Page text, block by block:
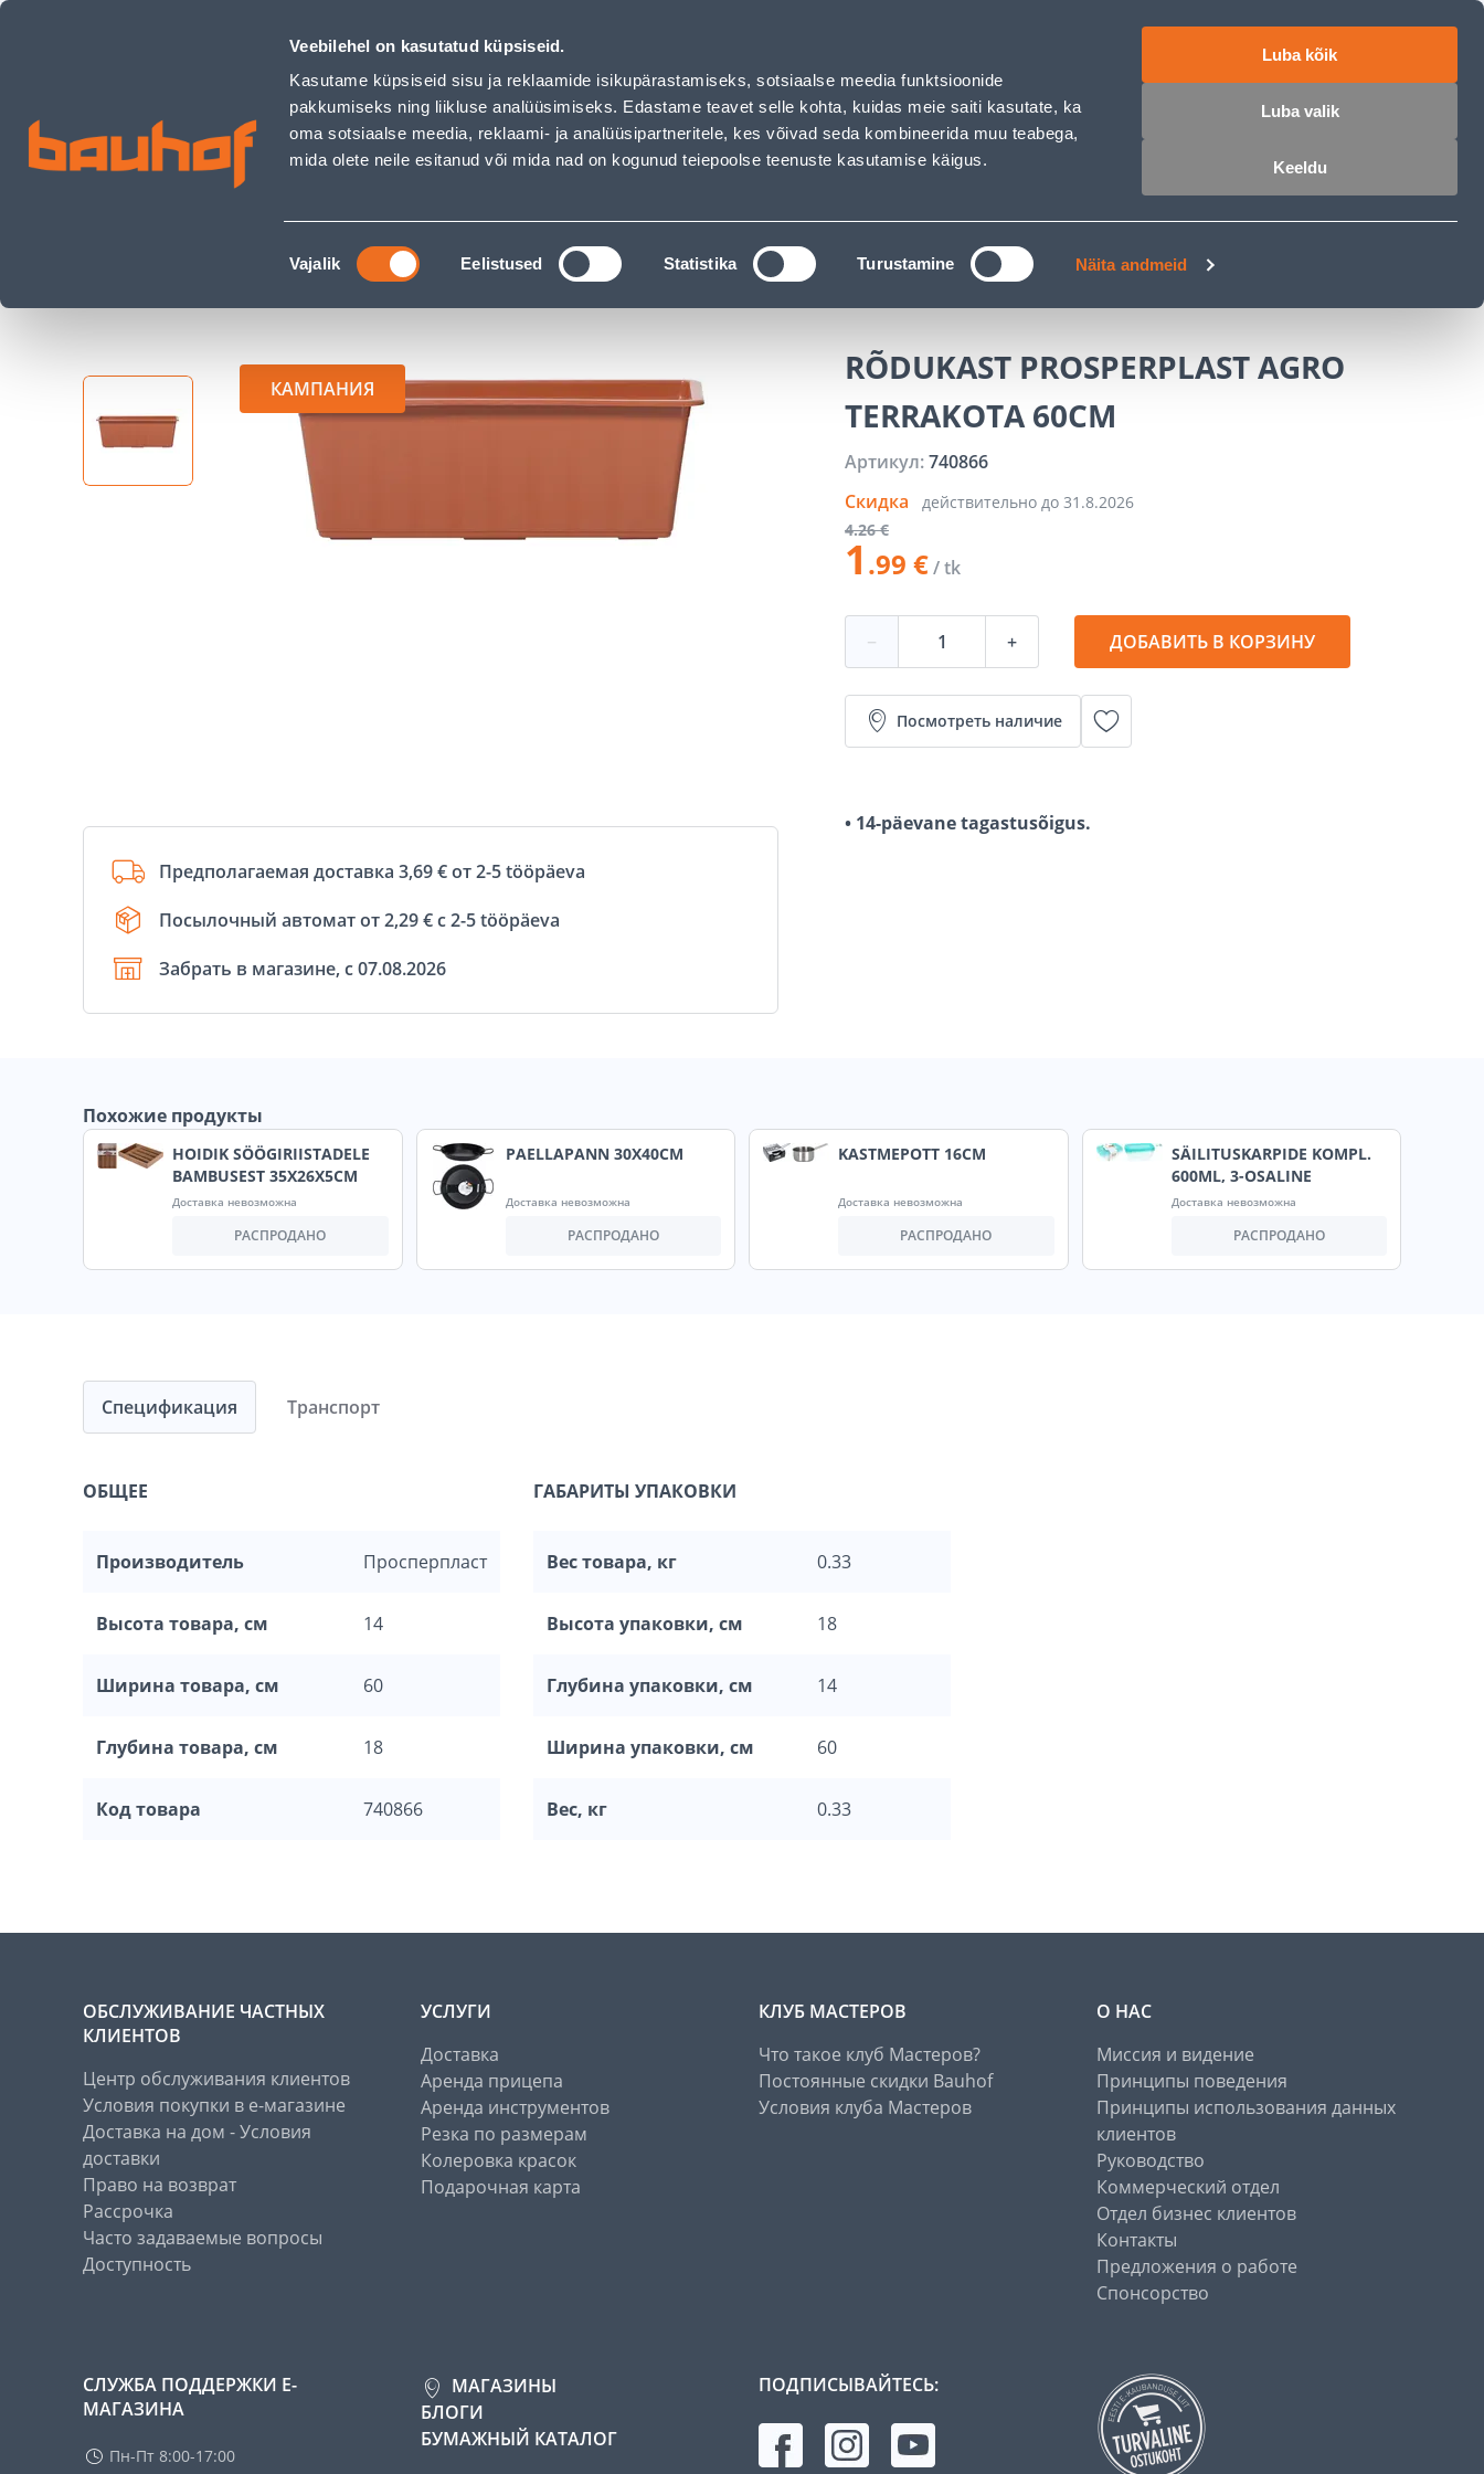
Veebilehel on kasutatud küpsiseid.
Kasutame küpsiseid sisu ja reklaamide isikupärastamiseks, sotsiaalse meedia funktsioonide
pakkumiseks ning liikluse analüüsimiseks. Edastame teavet selle kohta, kuidas meie saiti kasutate, ka
oma sotsiaalse meedia, reklaami- ja analüüsipartneritele, kes võivad seda kombineerida muu teabega,
mida olete neile esitanud või mida nad on kogunud teiepoolse teenuste kasutamise käigus.
Nõusoleku
valik
Vajalik Eelistused Statistika Turustamine Näita andmeid
Luba kõik
Luba valik
Keeldu
RÕDUKAST PROSPERPLAST AGRO TERRAKOTA 60CM - Bauhof has loaded ETRUEN
ПОИСК Войти Корзина
ТОВАРЫ КЛУБ МАСТЕРОВ БЛОГИ
Строительный магазин Bauhof Сад и садовая техника Горшки для цветов и аксессуары
Балконные ящики и аксессуары
RÕDUKAST PROSPERPLAST AGRO TERRAKOTA 60CM
КАМПАНИЯ
Предполагаемая доставка 3,69 € от 2-5 tööpäeva
Посылочный автомат от 2,29 € с 2-5 tööpäeva
Забрать в магазине, с 07.08.2026
RÕDUKAST PROSPERPLAST AGRO
TERRAKOTA 60CM
Артикул:740866
Скидка
действительно до 31.8.2026
4.26 €
1 .99 €/ tk
− + ДОБАВИТЬ В КОРЗИНУ
Посмотреть наличие
• 14-päevane tagastusõigus.
Похожие продукты
HOIDIK SÖÖGIRIISTADELE
BAMBUSEST 35X26X5CM
Доставка невозможна
РАСПРОДАНО
PAELLAPANN 30X40CM
Доставка невозможна
РАСПРОДАНО
KASTMEPOTT 16CM
Доставка невозможна
РАСПРОДАНО
SÄILITUSKARPIDE KOMPL.
600ML, 3-OSALINE
Доставка невозможна
РАСПРОДАНО
Спецификация
ОБЩЕЕ
Производитель Просперпласт
Высота товара, см 14
Ширина товара, см 60
Глубина товара, см 18
Код товара 740866
ГАБАРИТЫ УПАКОВКИ
Вес товара, кг 0.33
Высота упаковки, см 18
Глубина упаковки, см 14
Ширина упаковки, см 60
Вес, кг 0.33
Транспорт
ОБСЛУЖИВАНИЕ ЧАСТНЫХ
КЛИЕНТОВ
Центр обслуживания клиентов
Условия покупки в е-магазине
Доставка на дом - Условия
доставки
Право на возврат
Рассрочка
Часто задаваемые вопросы
Доступность
УСЛУГИ
Доставка
Аренда прицепа
Аренда инструментов
Резка по размерам
Колеровка красок
Подарочная карта
КЛУБ МАСТЕРОВ
Что такое клуб Мастеров?
Постоянные скидки Bauhof
Условия клуба Мастеров
О НАС
Миссия и видение
Принципы поведения
Принципы использования данных
клиентов
Руководство
Коммерческий отдел
Отдел бизнес клиентов
Контакты
Предложения о работе
Спонсорство
СЛУЖБА ПОДДЕРЖКИ Е-
МАГАЗИНА
Пн-Пт 8:00-17:00
МАГАЗИНЫ
БЛОГИ
БУМАЖНЫЙ КАТАЛОГ
ПОДПИСЫВАЙТЕСЬ: